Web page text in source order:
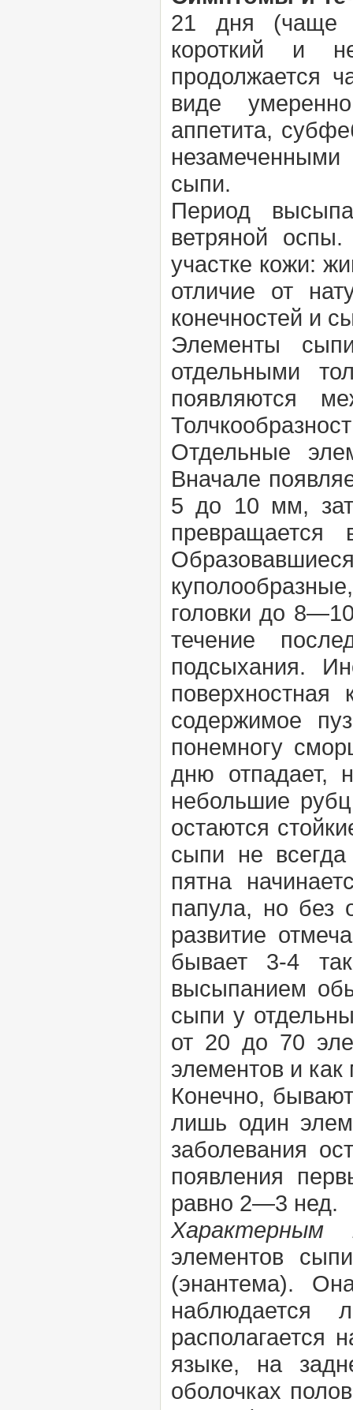
21 дня (чаще
короткий и
продолжается
виде
аппетита,
незамеченными
сыпи.
Период
ветряной
участке кожи:
отличие от
конечностей и
Элементы
отдельными
появляются
Отдельные
Вначале
5 до 10 мм,
превращается
головки до
течение
подсыхания.
поверхностная
содержимое
понемногу
дню отпадает,
небольшие
остаются
сыпи не
пятна
папула, но без
развитие
бывает 3-4
высыпанием
сыпи у
от 20 до 70
элементов и
Конечно,
лишь один
заболевания
появления
равно 2—3 нед.
Характерным
элементов
(энантема).
располагается
языке, на
оболочках